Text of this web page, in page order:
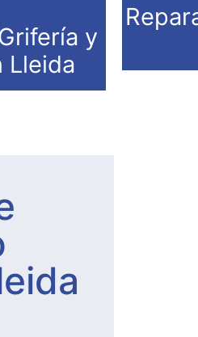
y
Lleida